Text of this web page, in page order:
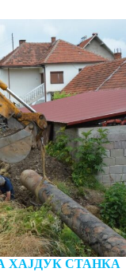
ХАЈДУК СТАНКА